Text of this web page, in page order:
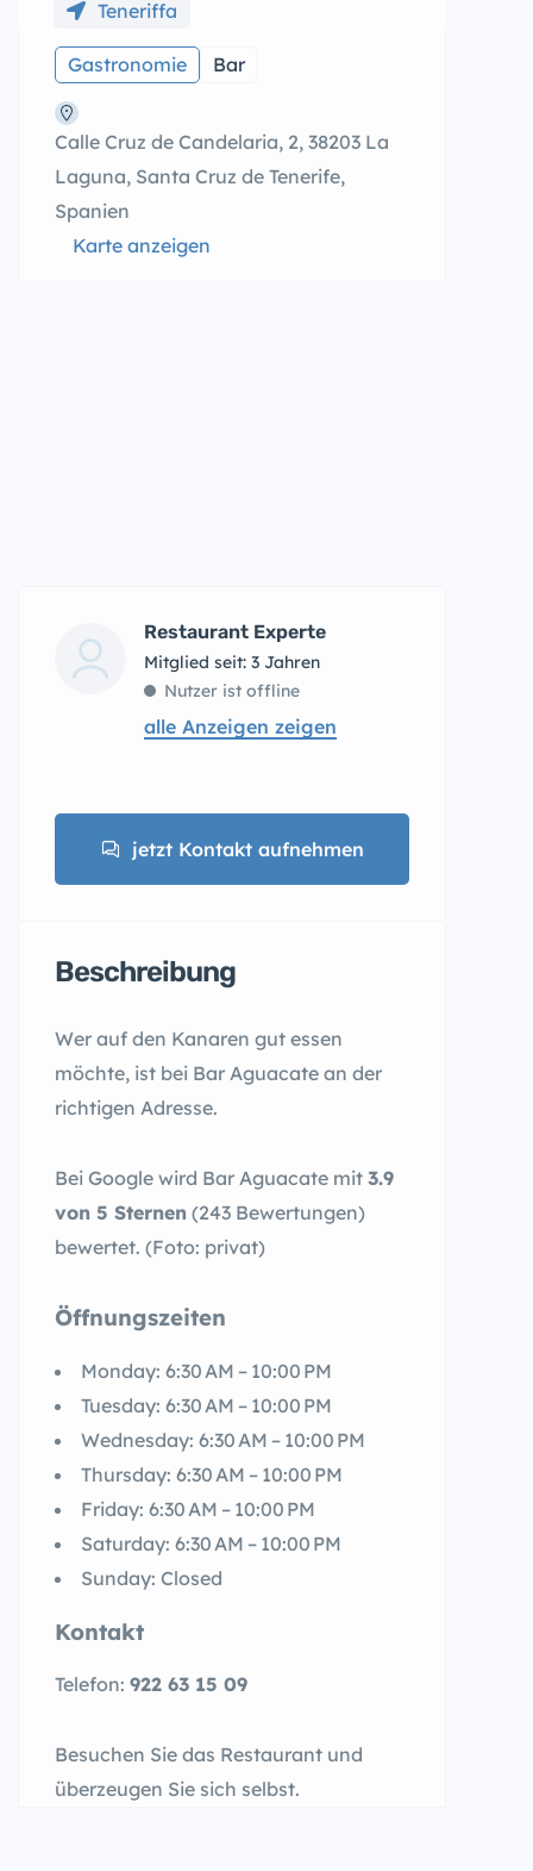
Teneriffa
Gastronomie Bar
Calle Cruz de Candelaria, 2, 38203 La
Laguna, Santa Cruz de Tenerife,
Spanien
Karte anzeigen
Restaurant Experte
Mitglied seit: 3 Jahren
Nutzer ist offline
alle Anzeigen zeigen
jetzt Kontakt aufnehmen
Beschreibung
Wer auf den Kanaren gut essen
möchte, ist bei Bar Aguacate an der
richtigen Adresse.
Bei Google wird Bar Aguacate mit 3.9
von 5 Sternen (243 Bewertungen)
bewertet. (Foto: privat)
Öffnungszeiten
Monday: 6:30 AM – 10:00 PM
Tuesday: 6:30 AM – 10:00 PM
Wednesday: 6:30 AM – 10:00 PM
Thursday: 6:30 AM – 10:00 PM
Friday: 6:30 AM – 10:00 PM
Saturday: 6:30 AM – 10:00 PM
Sunday: Closed
Kontakt
Telefon: 922 63 15 09
Besuchen Sie das Restaurant und
überzeugen Sie sich selbst.